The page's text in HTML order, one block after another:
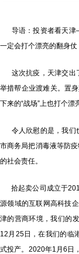
导语：投资者看天津
一定会打个漂亮的翻身仗
这次抗疫，天津交出
举措帮企业渡难关。置
下来的“战场”上也打个漂
令人欣慰的是，我们
市商务局把消毒液等防
的社会责任。
拾起卖公司成立于
源领域的互联网高科技
津的营商环境，我们的
12月25日，在我们的临
式投产。2020年1月6日